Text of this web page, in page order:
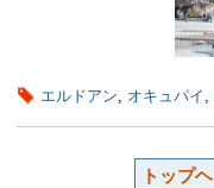
エルドアン, オキュパイ ,
トップヘ